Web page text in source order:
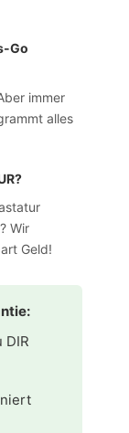
Go
immer
alles
Wir
Geld!
DIR